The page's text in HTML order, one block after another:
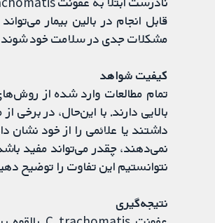
مشکلات جدی در سلامت خود
کیفیت شواهد
تمام مطالعات وارد شده از
داشتند یا علائمی را از خود نشان
نمی‌دهند، چقدر می‌تواند مفید
نتوانستیم این تفاوت را توضیح
نتیجه‌گیری